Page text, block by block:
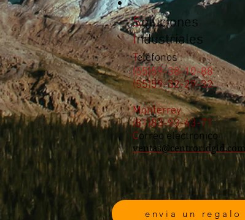
Soluciones
Industriales
Teléfonos:
(55)59-38-10-88
(55)59-32-29-32
Monterrey
(81)83-93-43-71
Correo electronico.
ventas@centroridgid.com
envia un regalo